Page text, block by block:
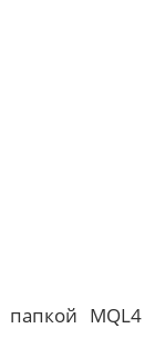
MQL4